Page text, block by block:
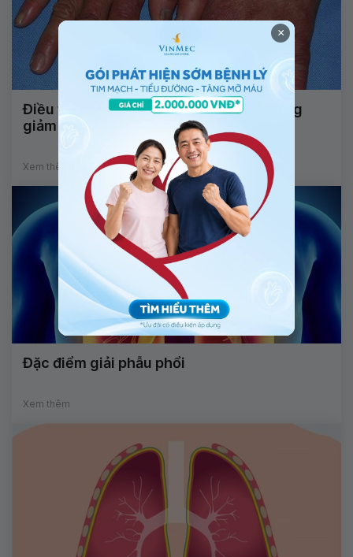
Điều trị viêm mô tế bào mủ bàn tay không
giảm phải làm sao?
Xem thêm
Đặc điểm giải phẫu phổi
Xem thêm
×